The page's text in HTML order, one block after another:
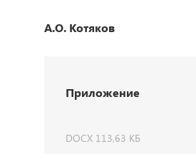
А.О. Котяков
Приложение
DOCX 113,63 КБ